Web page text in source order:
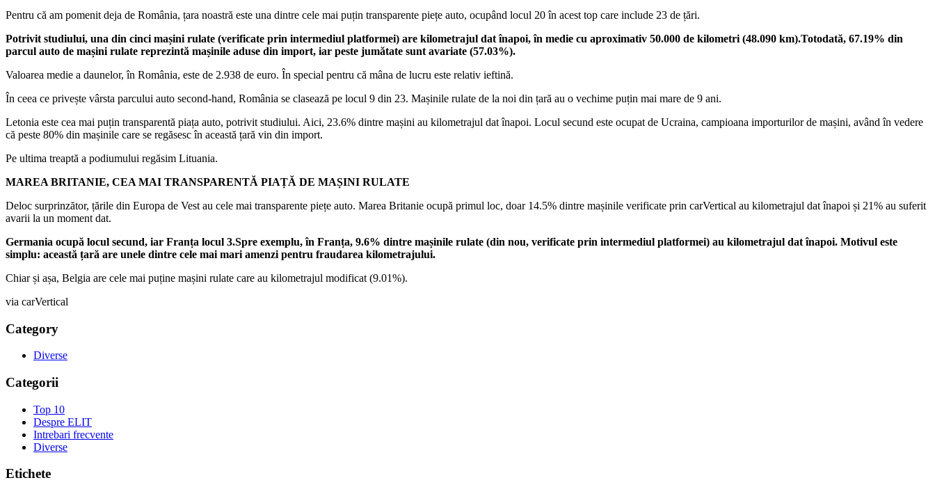
Pentru că am pomenit deja de România, țara noastră este una dintre cele mai puțin transparente piețe auto, ocupând locul 20 în acest top care include 23 de țări.
Potrivit studiului, una din cinci mașini rulate (verificate prin intermediul platformei) are kilometrajul dat înapoi, în medie cu aproximativ 50.000 de kilometri (48.090 km).Totodată, 67.19% din
parcul auto de mașini rulate reprezintă mașinile aduse din import, iar peste jumătate sunt avariate (57.03%).
Valoarea medie a daunelor, în România, este de 2.938 de euro. În special pentru că mâna de lucru este relativ ieftină.
În ceea ce privește vârsta parcului auto second-hand, România se clasează pe locul 9 din 23. Mașinile rulate de la noi din țară au o vechime puțin mai mare de 9 ani.
Letonia este cea mai puțin transparentă piața auto, potrivit studiului. Aici, 23.6% dintre mașini au kilometrajul dat înapoi. Locul secund este ocupat de Ucraina, campioana importurilor de mașini, având în vedere
că peste 80% din mașinile care se regăsesc în această țară vin din import.
Pe ultima treaptă a podiumului regăsim Lituania.
MAREA BRITANIE, CEA MAI TRANSPARENTĂ PIAȚĂ DE MAȘINI RULATE
Deloc surprinzător, țările din Europa de Vest au cele mai transparente piețe auto. Marea Britanie ocupă primul loc, doar 14.5% dintre mașinile verificate prin carVertical au kilometrajul dat înapoi și 21% au suferit
avarii la un moment dat.
Germania ocupă locul secund, iar Franța locul 3.Spre exemplu, în Franța, 9.6% dintre mașinile rulate (din nou, verificate prin intermediul platformei) au kilometrajul dat înapoi. Motivul este
simplu: această țară are unele dintre cele mai mari amenzi pentru fraudarea kilometrajului.
Chiar și așa, Belgia are cele mai puține mașini rulate care au kilometrajul modificat (9.01%).
via carVertical
Category
Diverse
Categorii
Top 10
Despre ELIT
Intrebari frecvente
Diverse
Etichete